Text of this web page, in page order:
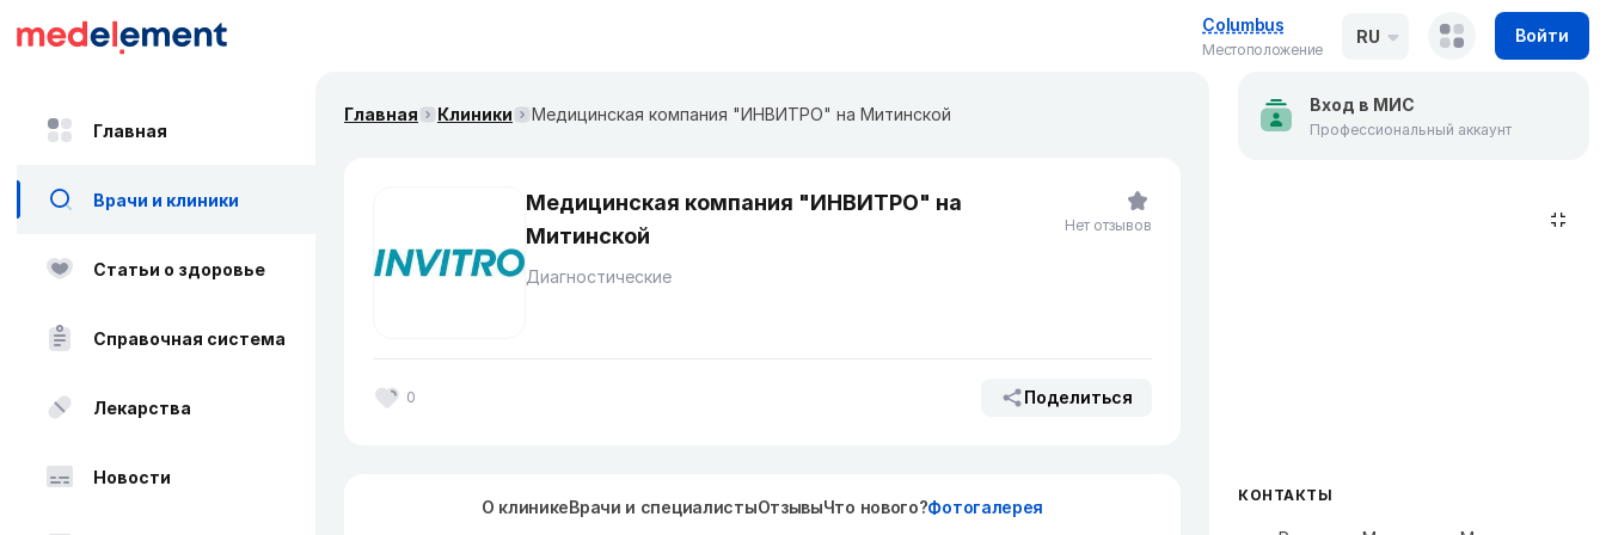
Columbus
Местоположение
RU Войти
Главная
Врачи и клиники
Статьи о здоровье
Справочная система
Лекарства
Новости
Главная Клиники Медицинская компания "ИНВИТРО" на ​Митинской
Медицинская компания "ИНВИТРО" на ​
Митинской
Диагностические
0 Поделиться
Нет отзывов
О клиникеВрачи и специалистыОтзывыЧто нового?Фотогалерея
Вход в МИС
Профессиональный аккаунт
КОНТАКТЫ